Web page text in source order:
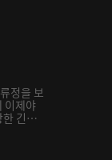
정을 보
이제야
긴급